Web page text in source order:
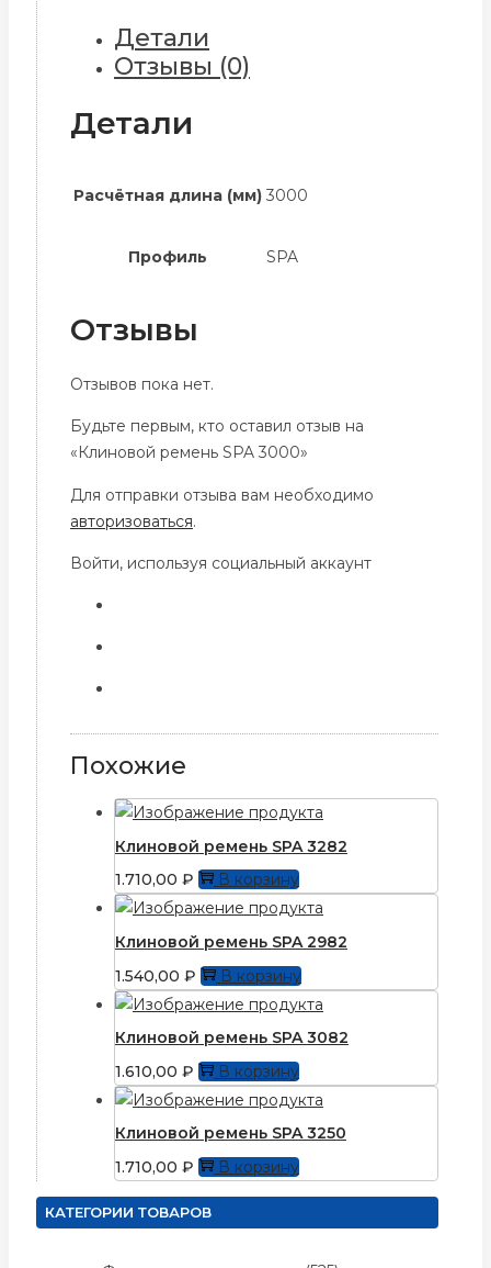
Детали
Отзывы (0)
Детали
Расчётная длина (мм) 3000
Профиль SPA
Отзывы
Отзывов пока нет.
Будьте первым, кто оставил отзыв на
«Клиновой ремень SPA 3000»
Для отправки отзыва вам необходимо
авторизоваться.
Войти, используя социальный аккаунт
Похожие
Клиновой ремень SPA 3282
1.710,00 ₽ В корзину
Клиновой ремень SPA 2982
1.540,00 ₽ В корзину
Клиновой ремень SPA 3082
1.610,00 ₽ В корзину
Клиновой ремень SPA 3250
1.710,00 ₽ В корзину
КАТЕГОРИИ ТОВАРОВ